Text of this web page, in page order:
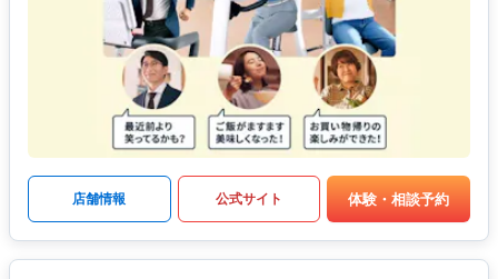
店舗情報 公式サイト 体験・相談予約